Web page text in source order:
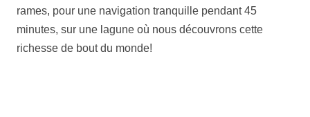
rames, pour une navigation tranquille pendant 45
minutes, sur une lagune où nous découvrons cette
richesse de bout du monde!